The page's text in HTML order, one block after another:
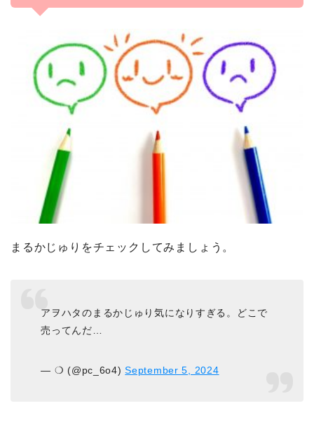
まるかじゅりをチェックしてみましょう。
アヲハタのまるかじゅり気になりすぎる。どこで
売ってんだ…
— ❍ (@pc_6o4)September 5, 2024